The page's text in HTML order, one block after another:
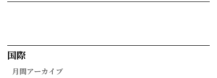
国際​
月間アーカイブ